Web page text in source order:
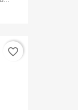
favorite_border